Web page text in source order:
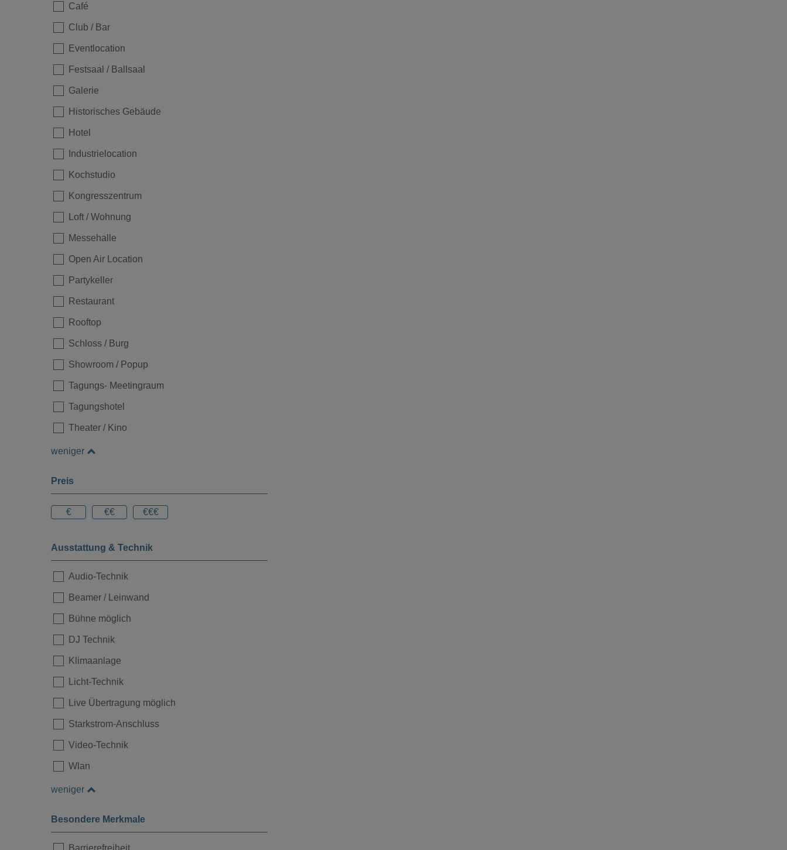
Café
Club / Bar
Eventlocation
Festsaal / Ballsaal
Galerie
Historisches Gebäude
Hotel
Industrielocation
Kochstudio
Kongresszentrum
Loft / Wohnung
Messehalle
Open Air Location
Partykeller
Restaurant
Rooftop
Schloss / Burg
Showroom / Popup
Tagungs- Meetingraum
Tagungshotel
Theater / Kino
weniger
Preis
€ €€ €€€
Ausstattung & Technik
Audio-Technik
Beamer / Leinwand
Bühne möglich
DJ Technik
Klimaanlage
Licht-Technik
Live Übertragung möglich
Starkstrom-Anschluss
Video-Technik
Wlan
weniger
Besondere Merkmale
Barrierefreiheit